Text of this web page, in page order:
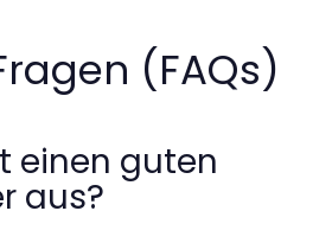
(FAQs)
einen guten
aus?